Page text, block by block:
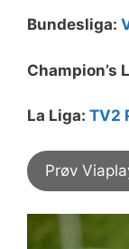
Bundesliga:
Champion’s
La Liga: TV2
Prøv